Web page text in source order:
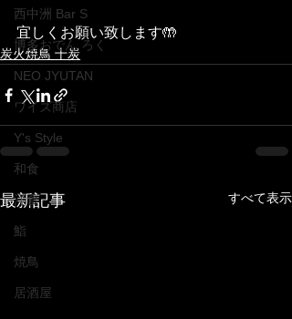
西中洲 Bar S
博多おでん ろく
NEO JYUTAN
ワイズ商店
Y's Style
和食
洋食
鮨
焼鳥
居酒屋
宜しくお願い致します🤲
炭火焼鳥 十炭
最新記事 すべて表示